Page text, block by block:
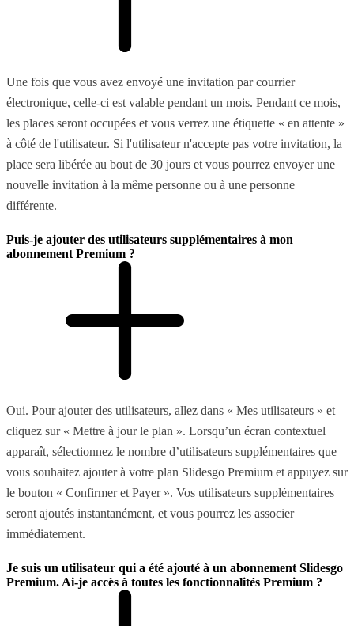
Une fois que vous avez envoyé une invitation par courrier
électronique, celle-ci est valable pendant un mois. Pendant ce mois,
les places seront occupées et vous verrez une étiquette « en attente »
à côté de l'utilisateur. Si l'utilisateur n'accepte pas votre invitation, la
place sera libérée au bout de 30 jours et vous pourrez envoyer une
nouvelle invitation à la même personne ou à une personne
différente.
Puis-je ajouter des utilisateurs supplémentaires à mon
abonnement Premium ?
Oui. Pour ajouter des utilisateurs, allez dans « Mes utilisateurs » et
cliquez sur « Mettre à jour le plan ». Lorsqu’un écran contextuel
apparaît, sélectionnez le nombre d’utilisateurs supplémentaires que
vous souhaitez ajouter à votre plan Slidesgo Premium et appuyez sur
le bouton « Confirmer et Payer ». Vos utilisateurs supplémentaires
seront ajoutés instantanément, et vous pourrez les associer
immédiatement.
Je suis un utilisateur qui a été ajouté à un abonnement Slidesgo
Premium. Ai-je accès à toutes les fonctionnalités Premium ?